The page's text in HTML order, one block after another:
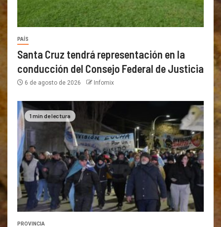
PAÍS
Santa Cruz tendrá representación en la
conducción del Consejo Federal de Justicia
6 de agosto de 2026 Infomix
1 min de lectura
PROVINCIA